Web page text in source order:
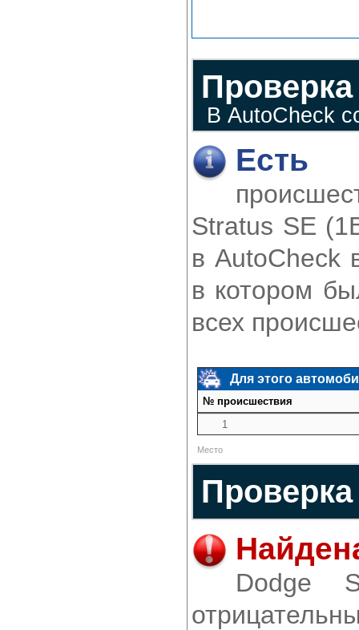
В AutoCheck
Есть
Stratus SE
в AutoCheck
в котором
всех
Для этого
№ происшествия
1
Место
Dodge